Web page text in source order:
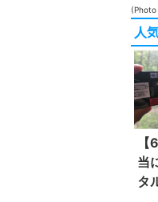
(Photo
人
当
タ